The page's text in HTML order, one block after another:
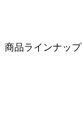
商品ラインナップ